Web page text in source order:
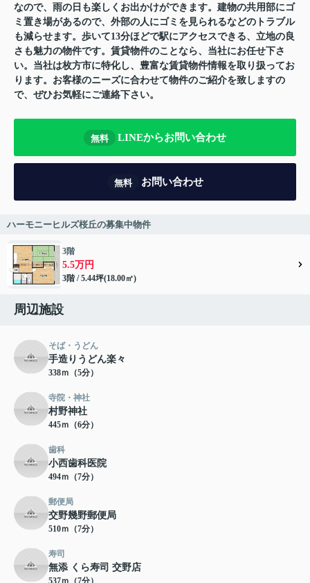
なので、雨の日も楽しくお出かけができます。建物の共用部にゴ
ミ置き場があるので、外部の人にゴミを見られるなどのトラブル
も減らせます。歩いて13分ほどで駅にアクセスできる、立地の良
さも魅力の物件です。賃貸物件のことなら、当社にお任せ下さ
い。当社は枚方市に特化し、豊富な賃貸物件情報を取り扱ってお
ります。お客様のニーズに合わせて物件のご紹介を致しますの
で、ぜひお気軽にご連絡下さい。
無料 LINEからお問い合わせ
無料 お問い合わせ
ハーモニーヒルズ桜丘の募集中物件
3階
5.5万円
3階 / 5.44坪(18.00㎡)
周辺施設
そば・うどん
手造りうどん楽々
338ｍ（5分）
寺院・神社
村野神社
445ｍ（6分）
歯科
小西歯科医院
494ｍ（7分）
郵便局
交野幾野郵便局
510ｍ（7分）
寿司
無添 くら寿司 交野店
537ｍ（7分）